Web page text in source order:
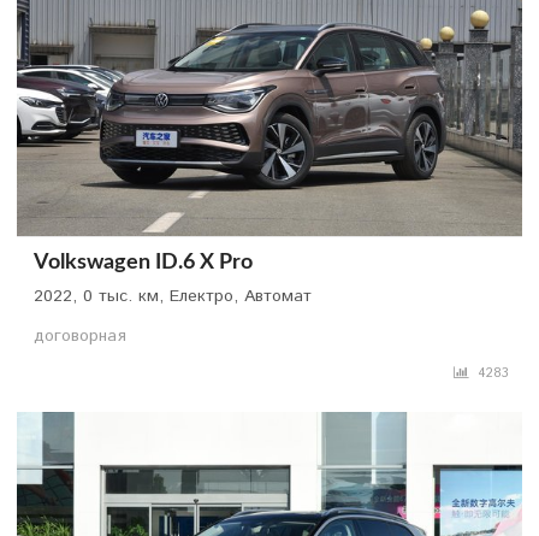
Volkswagen ID.6 X Pro
2022, 0 тыс. км, Електро, Автомат
договорная
4283